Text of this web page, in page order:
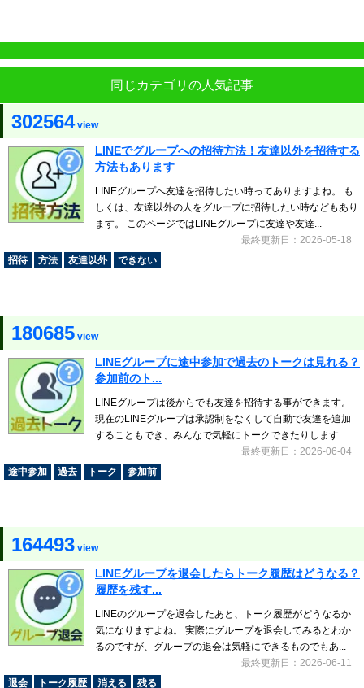
同じカテゴリの人気記事
302564view
LINEでグループへの招待方法！友達以外を招待する
方法もあります
LINEグループへ友達を招待したい時ってありますよね。 も
しくは、友達以外の人をグループに招待したい時などもあり
ます。 このページではLINEグループに友達や友達...
最終更新日：2026-05-18
招待
方法 友達以外 できない
180685 view
LINEグループに途中参加で過去のトークは見れる？
参加前のト...
LINEグループは後からでも友達を招待する事ができます。
現在のLINEグループは承認制をなくして自動で友達を追加
することもでき、みんなで気軽にトークできたりします...
最終更新日：2026-06-04
途中参加
過去 トーク 参加前
164493 view
LINEグループを退会したらトーク履歴はどうなる？
履歴を残す...
LINEのグループを退会したあと、トーク履歴がどうなるか
気になりますよね。 実際にグループを退会してみるとわか
るのですが、グループの退会は気軽にできるものでもあ...
最終更新日：2026-06-11
退会
トーク履歴 消える 残る